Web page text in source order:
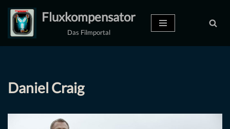
Zum
Inhalt
Fluxkompensator
Das Filmportal
Daniel Craig